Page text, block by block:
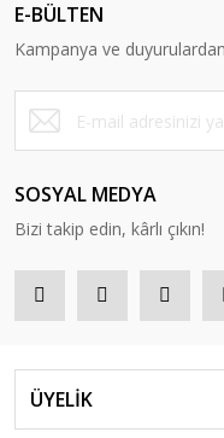
E-BÜLTEN
Kampanya ve
SOSYAL MEDYA
Bizi takip edin, kârlı çıkın!
ÜYELİK